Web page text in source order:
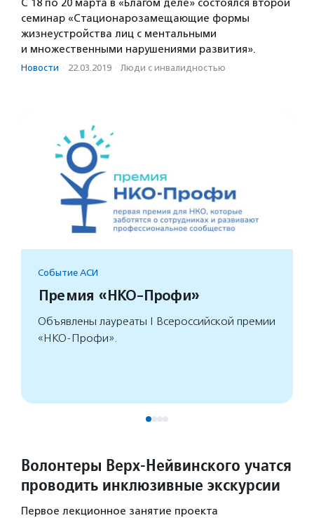
С 18 по 20 марта в «Благом деле» состоялся второй
семинар «Стационарозамещающие формы
жизнеустройства лиц с ментальными
и множественными нарушениями развития».
Новости · 22.03.2019 · Люди с инвалидностью
Событие АСИ
Премия «НКО-Профи»
Объявлены лауреаты I Всероссийской премии
«НКО-Профи».
Волонтеры Верх-Нейвинского учатся
проводить инклюзивные экскурсии
Первое лекционное занятие проекта